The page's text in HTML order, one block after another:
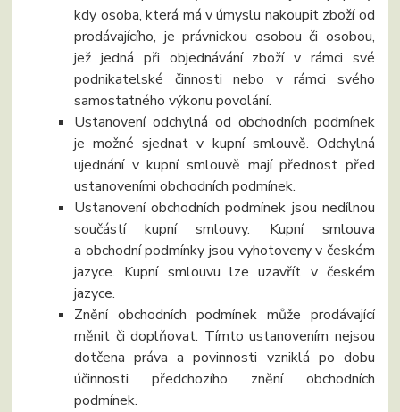
kdy osoba, která má v úmyslu nakoupit zboží od
prodávajícího, je právnickou osobou či osobou,
jež jedná při objednávání zboží v rámci své
podnikatelské činnosti nebo v rámci svého
samostatného výkonu povolání.
Ustanovení odchylná od obchodních podmínek
je možné sjednat v kupní smlouvě. Odchylná
ujednání v kupní smlouvě mají přednost před
ustanoveními obchodních podmínek.
Ustanovení obchodních podmínek jsou nedílnou
součástí kupní smlouvy. Kupní smlouva
a obchodní podmínky jsou vyhotoveny v českém
jazyce. Kupní smlouvu lze uzavřít v českém
jazyce.
Znění obchodních podmínek může prodávající
měnit či doplňovat. Tímto ustanovením nejsou
dotčena práva a povinnosti vzniklá po dobu
účinnosti předchozího znění obchodních
podmínek.